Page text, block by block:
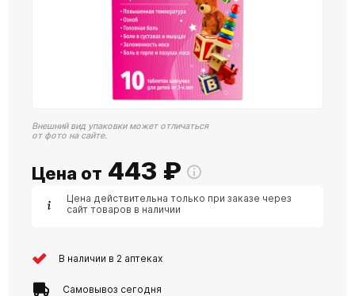
Внешний вид упаковки может отличаться
от фото на сайте.
Цена от 443 ₽
Цена действительна только при заказе через
сайт товаров в наличии
В наличии в 2 аптеках
Самовывоз сегодня